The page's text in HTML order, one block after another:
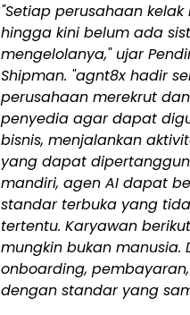
"Setiap perusahaan
hingga kini belum ada
mengelolanya," ujar
Shipman. "agnt8x hadir
perusahaan merekrut
penyedia agar dapat
bisnis, menjalankan
yang dapat
mandiri, agen AI dapat
standar terbuka yang
tertentu. Karyawan
mungkin bukan manusia.
onboarding,
dengan standar yang